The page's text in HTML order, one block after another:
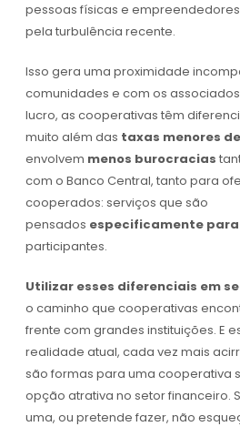
pessoas físicas e
pela turbulência recente.
Isso gera uma proximidade
comunidades e com os
lucro, as cooperativas têm
muito além das taxas menores
envolvem menos burocracias
com o Banco Central, tanto para
cooperados: serviços que são
pensados especificamente
participantes.
Utilizar esses diferenciais em
o caminho que cooperativas
frente com grandes instituições. E
realidade atual, cada vez mais
são formas para uma cooperativa
opção atrativa no setor financeiro.
uma, ou pretende fazer, não